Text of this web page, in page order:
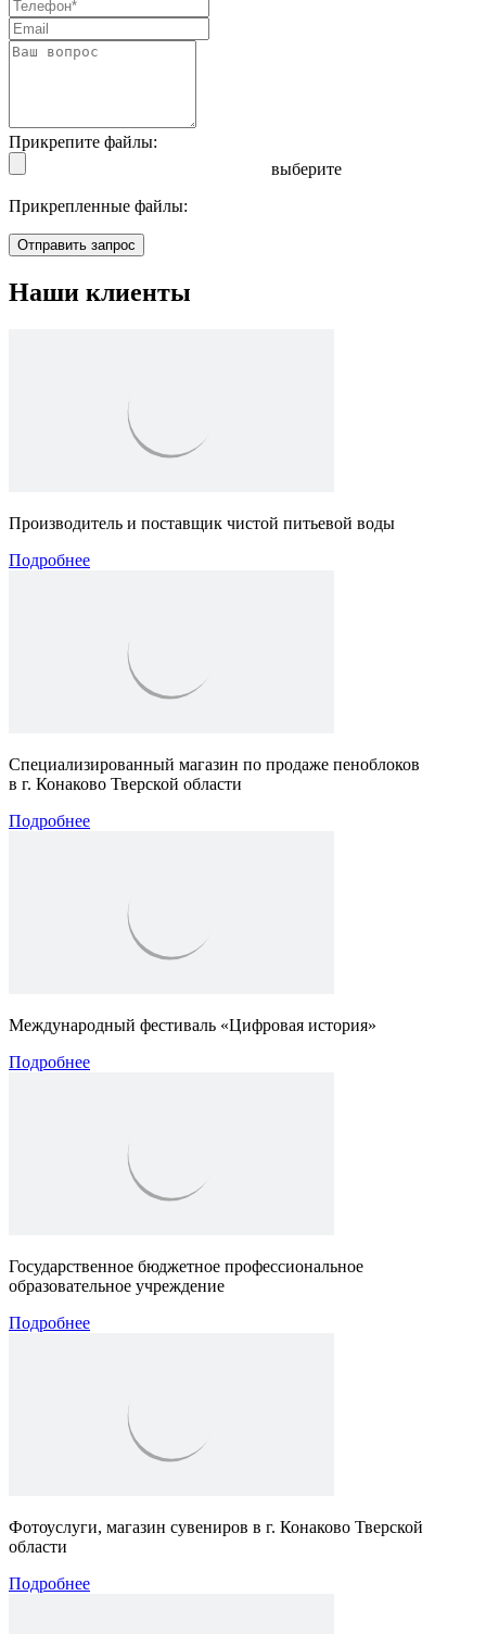
Прикрепите файлы:
выберите
Прикрепленные файлы:
Отправить запрос
Наши клиенты
Производитель и поставщик чистой питьевой воды
Подробнее
Специализированный магазин по продаже пеноблоков
в г. Конаково Тверской области
Подробнее
Международный фестиваль «Цифровая история»
Подробнее
Государственное бюджетное профессиональное
образовательное учреждение
Подробнее
Фотоуслуги, магазин сувениров в г. Конаково Тверской
области
Подробнее